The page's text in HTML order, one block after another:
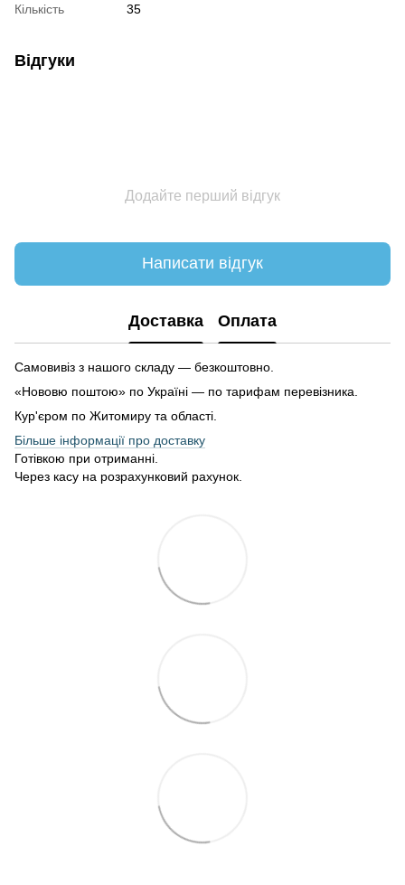
Кількість 35
Відгуки
Додайте перший відгук
Написати відгук
Доставка Оплата
Самовивіз з нашого складу — безкоштовно.
«Нововю поштою» по Україні — по тарифам перевізника.
Кур'єром по Житомиру та області.
Більше інформації про доставку
Готівкою при отриманні.
Через касу на розрахунковий рахунок.